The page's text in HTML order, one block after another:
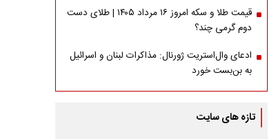
قیمت طلا و سکه امروز ۱۶ مرداد ۱۴۰۵ | طلای دست
دوم گرمی چند؟
ادعای وال‌استریت ژورنال: مذاکرات لبنان و اسرائیل
به بن‌بست خورد
تازه های سایت